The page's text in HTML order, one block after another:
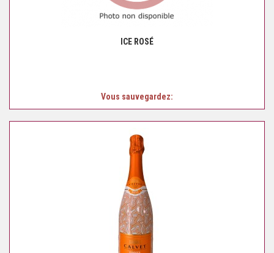
ICE ROSÉ
Vous sauvegardez: